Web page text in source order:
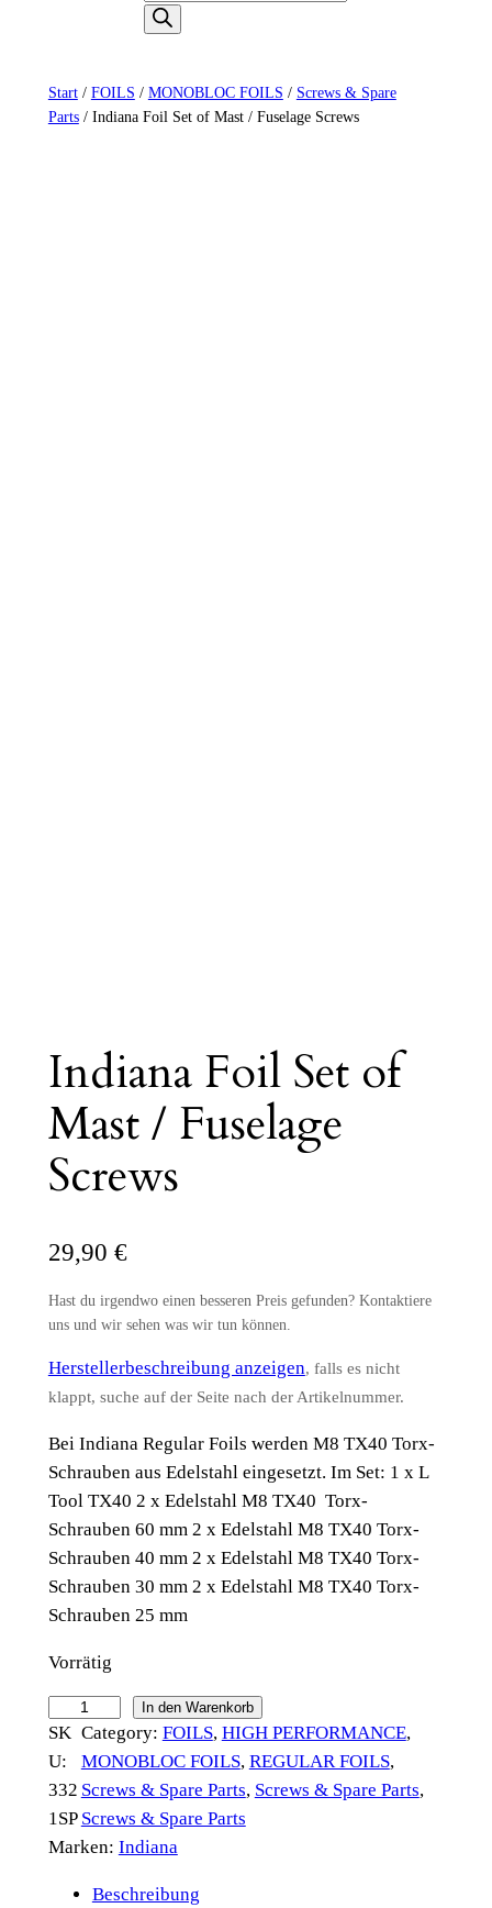
search
Start/ FOILS / MONOBLOC FOILS / Screws & Spare
Parts/ Indiana Foil Set of Mast / Fuselage Screws
Indiana Foil Set of
Mast / Fuselage
Screws
29,90 €
Hast du irgendwo einen besseren Preis gefunden? Kontaktiere
uns und wir sehen was wir tun können.
Herstellerbeschreibung anzeigen, falls es nicht
klappt, suche auf der Seite nach der Artikelnummer.
Bei Indiana Regular Foils werden M8 TX40 Torx-
Schrauben aus Edelstahl eingesetzt. Im Set: 1 x L
Tool TX40 2 x Edelstahl M8 TX40 Torx-
Schrauben 60 mm 2 x Edelstahl M8 TX40 Torx-
Schrauben 40 mm 2 x Edelstahl M8 TX40 Torx-
Schrauben 30 mm 2 x Edelstahl M8 TX40 Torx-
Schrauben 25 mm
Vorrätig
n
d
i
a
n
In den Warenkorb
SK
U:
332
1SP
Category: FOILS, HIGH PERFORMANCE
MONOBLOC FOILS, REGULAR FOILS
Screws & Spare Parts, Screws & Spare Parts
Screws & Spare Parts
Marken: Indiana
Beschreibung